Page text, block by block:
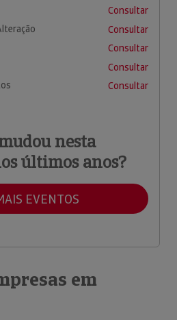
Consultar
Consultar
Consultar
Consultar
Consultar
nesta
últimos anos?
EVENTOS
em